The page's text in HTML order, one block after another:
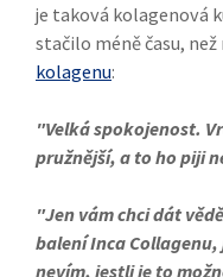
je taková kolagenová
stačilo méně času,
kolagenu:
"Velká spokojenost.
pružnější, a to ho piji
"Jen vám chci dát
balení Inca
nevím, jestli je to